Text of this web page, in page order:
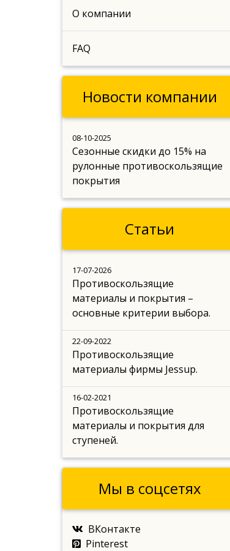
О компании
FAQ
Новости компании
08-10-2025
Сезонные скидки до 15% на
рулонные противоскользящие
покрытия
Статьи
17-07-2026
Противоскользящие
материалы и покрытия –
основные критерии выбора.
22-09-2022
Противоскользящие
материалы фирмы Jessup.
16-02-2021
Противоскользящие
материалы и покрытия для
ступеней.
Мы в соцсетях
ВКонтакте
Pinterest